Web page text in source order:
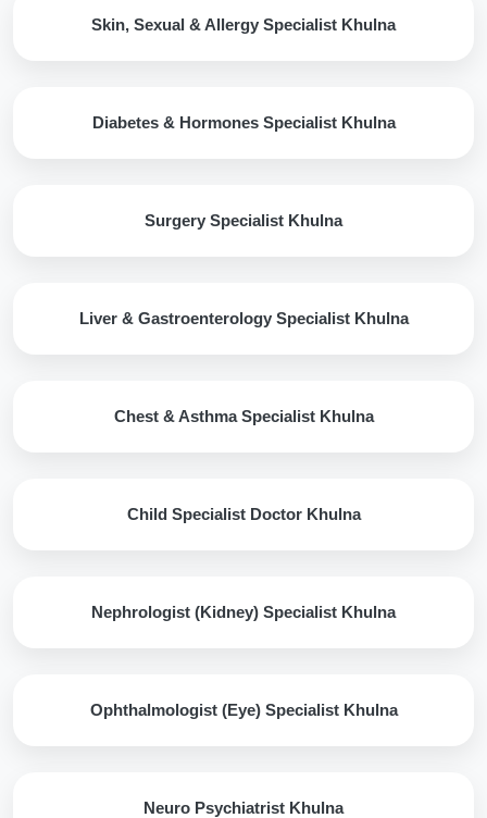
Skin, Sexual & Allergy Specialist Khulna
Diabetes & Hormones Specialist Khulna
Surgery Specialist Khulna
Liver & Gastroenterology Specialist Khulna
Chest & Asthma Specialist Khulna
Child Specialist Doctor Khulna
Nephrologist (Kidney) Specialist Khulna
Ophthalmologist (Eye) Specialist Khulna
Neuro Psychiatrist Khulna